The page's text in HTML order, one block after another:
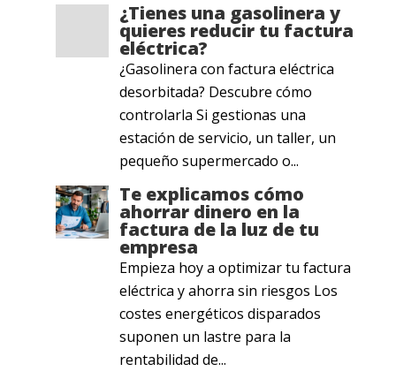
¿Tienes una gasolinera y
quieres reducir tu factura
eléctrica?
¿Gasolinera con factura eléctrica
desorbitada? Descubre cómo
controlarla Si gestionas una
estación de servicio, un taller, un
pequeño supermercado o...
Te explicamos cómo
ahorrar dinero en la
factura de la luz de tu
empresa
Empieza hoy a optimizar tu factura
eléctrica y ahorra sin riesgos Los
costes energéticos disparados
suponen un lastre para la
rentabilidad de...